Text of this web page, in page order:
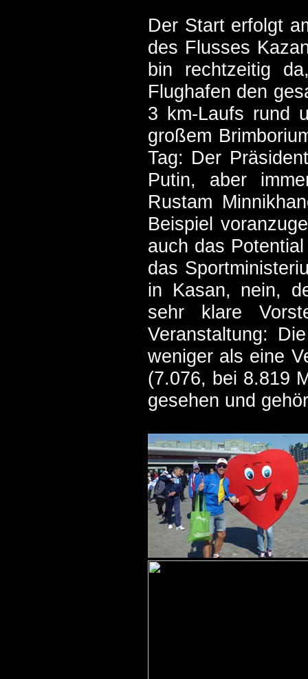
Der Start erfolgt
des Flusses
bin rechtzeitig
Flughafen den
3 km-Laufs rund
großem
Tag: Der
Putin, aber
Rustam
Beispiel
auch das
das
in Kasan, nein,
sehr klare
Veranstaltung:
weniger als eine
(7.076, bei 8.819
gesehen und